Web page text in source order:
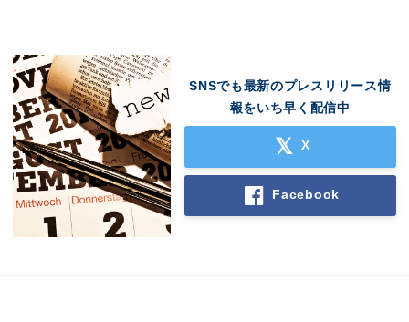
SNSでも最新のプレスリリース情
報をいち早く配信中
X
Facebook